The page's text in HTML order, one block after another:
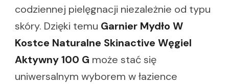
codziennej pielęgnacji niezależnie od typu
skóry. Dzięki temu Garnier Mydło W
Kostce Naturalne Skinactive Węgiel
Aktywny 100 G może stać się
uniwersalnym wyborem w łazience